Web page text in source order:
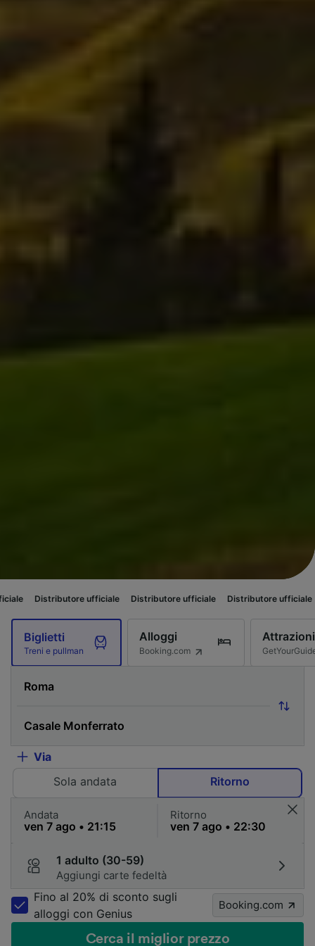
ufficiale Distributore ufficiale Distributore ufficiale
Biglietti
Treni e pullman
Alloggi
Booking.com
Attrazioni
Via
Sola andata
Ritorno
Andata Ritorno
1 adulto (30-59)
Aggiungi carte fedeltà
Fino al 20% di sconto sugli
alloggi con Genius
Booking.com
Cerca il miglior prezzo